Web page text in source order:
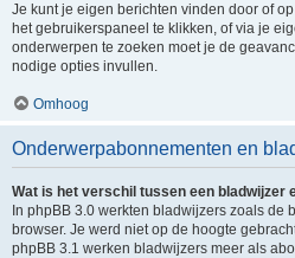
Je kunt je eigen berichten vinden door of
het gebruikerspaneel te klikken, of via je
onderwerpen te zoeken moet je de
nodige opties invullen.
Omhoog
Onderwerpabonnementen en
Wat is het verschil tussen een bladwijzer
In phpBB 3.0 werkten bladwijzers zoals de
browser. Je werd niet op de hoogte
phpBB 3.1 werken bladwijzers meer als